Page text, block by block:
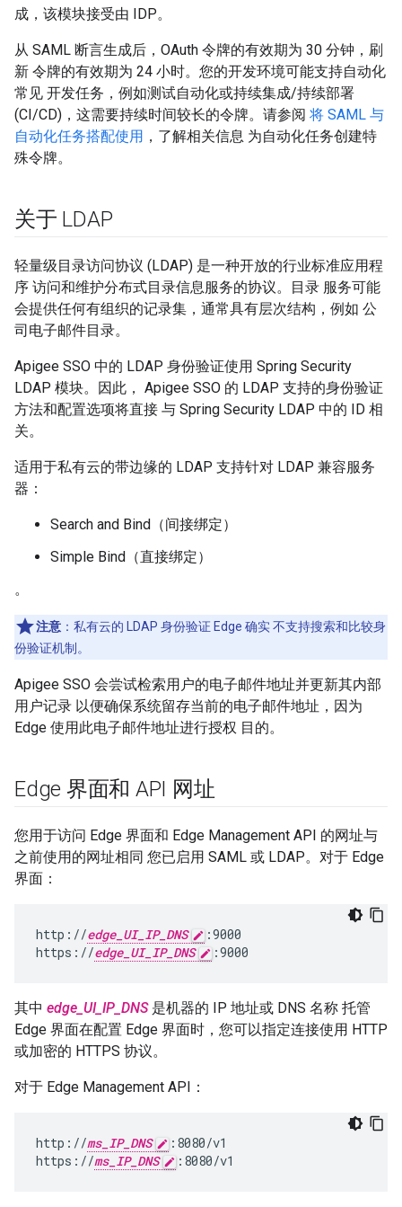
成，该模块接受由 IDP。
从 SAML 断言生成后，OAuth 令牌的有效期为 30 分钟，刷
新 令牌的有效期为 24 小时。您的开发环境可能支持自动化
常见 开发任务，例如测试自动化或持续集成/持续部署
(CI/CD)，这需要持续时间较长的令牌。请参阅 将 SAML 与
自动化任务搭配使用 ，了解相关信息 为自动化任务创建特
殊令牌。
关于 LDAP
轻量级目录访问协议 (LDAP) 是一种开放的行业标准应用程
序 访问和维护分布式目录信息服务的协议。目录 服务可能
会提供任何有组织的记录集，通常具有层次结构，例如 公
司电子邮件目录。
Apigee SSO 中的 LDAP 身份验证使用 Spring Security
LDAP 模块。因此， Apigee SSO 的 LDAP 支持的身份验证
方法和配置选项将直接 与 Spring Security LDAP 中的 ID 相
关。
适用于私有云的带边缘的 LDAP 支持针对 LDAP 兼容服务
器：
Search and Bind（间接绑定）
Simple Bind（直接绑定）
。
注意 ：私有云的 LDAP 身份验证 Edge 确实 不支持搜索和比较身
份验证机制。
Apigee SSO 会尝试检索用户的电子邮件地址并更新其内部
用户记录 以便确保系统留存当前的电子邮件地址，因为
Edge 使用此电子邮件地址进行授权 目的。
Edge 界面和 API 网址
您用于访问 Edge 界面和 Edge Management API 的网址与
之前使用的网址相同 您已启用 SAML 或 LDAP。对于 Edge
界面：
http://edge_UI_IP_DNS
:9000
https://edge_UI_IP_DNS :9000
其中 edge_UI_IP_DNS是机器的 IP 地址或 DNS 名称 托管
Edge 界面在配置 Edge 界面时，您可以指定连接使用 HTTP
或加密的 HTTPS 协议。
对于 Edge Management API：
http://ms_IP_DNS
:8080/v1
https://ms_IP_DNS :8080/v1